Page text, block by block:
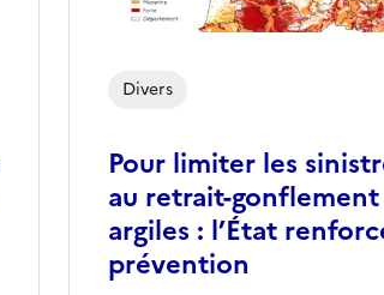
Pour limiter les
au retrait-gonflement
argiles : l’État
prévention
Divers